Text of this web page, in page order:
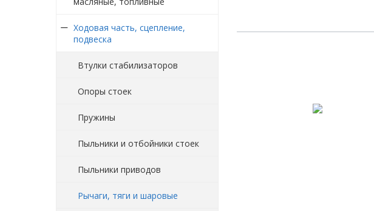
Ходовая часть, сцепление,
подвеска
Втулки стабилизаторов
Опоры стоек
Пружины
Пыльники и отбойники стоек
Пыльники приводов
Рычаги, тяги и шаровые